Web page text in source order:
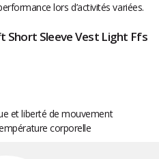
lors d’activités variées.
Short Sleeve Vest Light Ffs
et liberté de mouvement
corporelle